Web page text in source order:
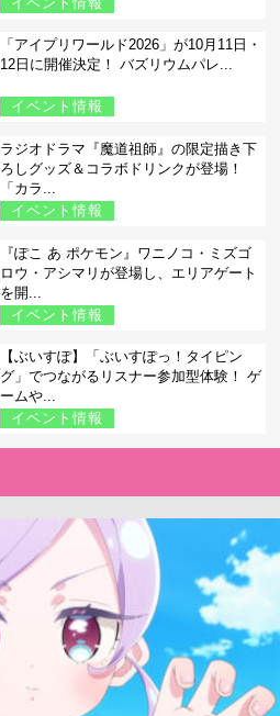
「アイプリワールド2026」が10月11日・
12日に開催決定！ バズリウムパレ...
イベント情報
ラジオドラマ『魔道祖師』の限定描き下
ろしグッズ＆コラボドリンクが登場！
「カラ...
イベント情報
『ぽこ あ ポケモン』ワニノコ・ミズゴ
ロウ・アシマリが登場し、エリアゲート
を開...
イベント情報
【ぶいすぽ】「ぶいすぽっ！タイピン
グ」でつながるリスナー参加型体験！ ゲ
ームや...
イベント情報